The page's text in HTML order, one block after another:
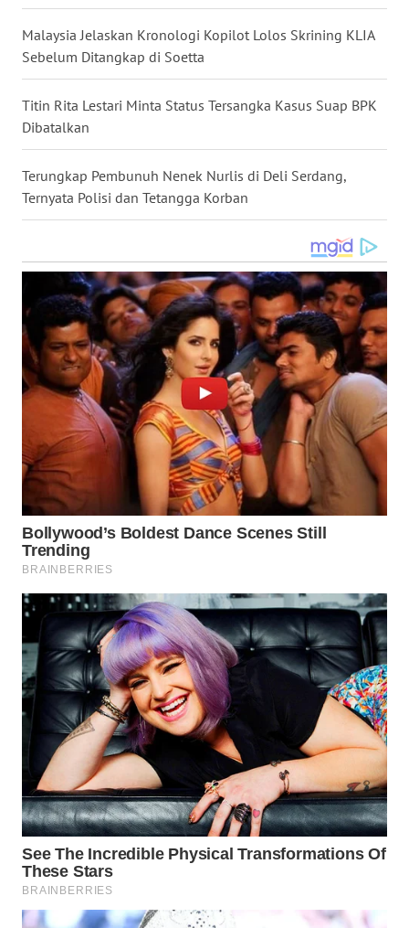
Malaysia Jelaskan Kronologi Kopilot Lolos Skrining KLIA
Sebelum Ditangkap di Soetta
Titin Rita Lestari Minta Status Tersangka Kasus Suap BPK
Dibatalkan
Terungkap Pembunuh Nenek Nurlis di Deli Serdang,
Ternyata Polisi dan Tetangga Korban
KALTARA
KALSEL
WN
KALTIM
WN
WN
GORONTALO
WN
SULUT
WN
MALUKU
WN
MALUT
WN
WN
DANAU
TOBA
WN
NIAS
WN
LANGKAT
WN
TAPANULI
SELATAN